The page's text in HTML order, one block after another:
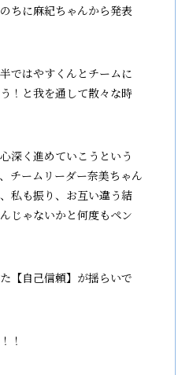
ちに麻紀ちゃんから発表
ではやすくんとチームに
！と我を通して散々な時
深く進めていこうという
チームリーダー奈美ちゃん
私も振り、お互い違う結
じゃないかと何度もペン
【自己信頼】が揺らいで
！